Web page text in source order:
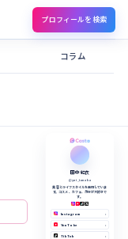
プロフィールを検索
コラム
田中 結衣
@yui_tanaka
美容とライフスタイルを発信していま
す。コスメ、カフェ、旅行が大好きで
す。
Instagram ›
YouTube ›
TikTok ›